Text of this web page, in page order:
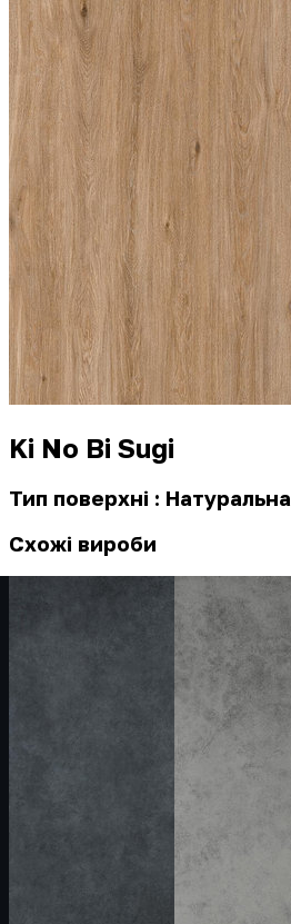
Ki No Bi Sugi
Тип поверхні : Натуральна
Схожі вироби